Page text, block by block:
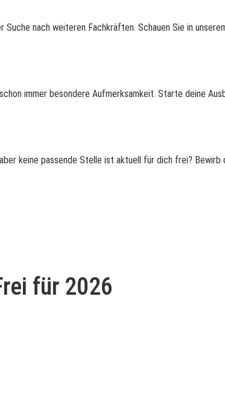
Suche nach weiteren Fachkräften. Schauen Sie in
immer besondere Aufmerksamkeit. Starte deine
keine passende Stelle ist aktuell für dich frei?
für 2026